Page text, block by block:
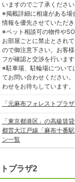
いますのでご了承ください
※掲載詳細に相違がある場
情報を優先させていただき
※ペット相談可の物件や
お部屋ごとに禁止とされ
ので御注意下さい。お客
フが確認と交渉を行います
※駐車場、駐輪場について
てお問い合わせください
わせをお待ちしています。
「元麻布フォレストプラ
「東京都港区」の高級賃
都営大江戸線「麻布十番
ン一覧
プラザ2